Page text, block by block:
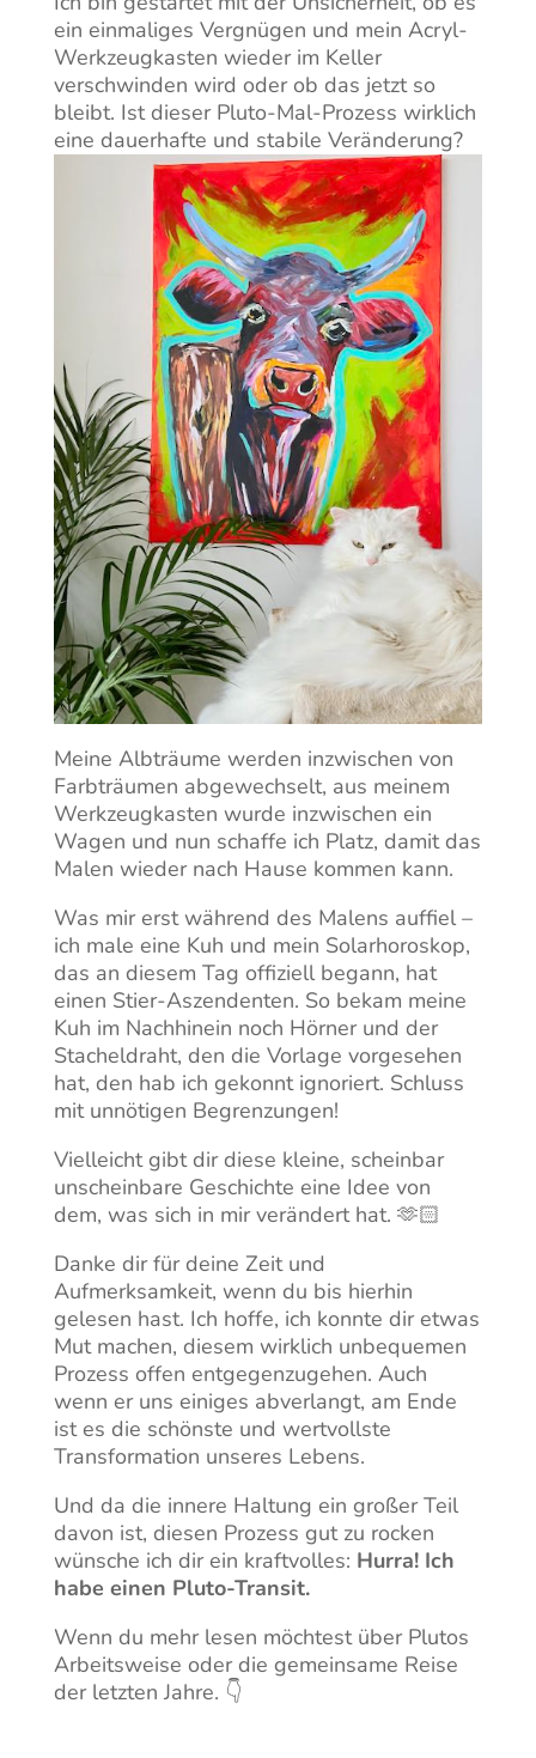
ein einmaliges Vergnügen und mein Acryl-
Werkzeugkasten wieder im Keller
verschwinden wird oder ob das jetzt so
bleibt. Ist dieser Pluto-Mal-Prozess wirklich
eine dauerhafte und stabile Veränderung?
Meine Albträume werden inzwischen von
Farbträumen abgewechselt, aus meinem
Werkzeugkasten wurde inzwischen ein
Wagen und nun schaffe ich Platz, damit das
Malen wieder nach Hause kommen kann.
Was mir erst während des Malens auffiel –
ich male eine Kuh und mein Solarhoroskop,
das an diesem Tag offiziell begann, hat
einen Stier-Aszendenten. So bekam meine
Kuh im Nachhinein noch Hörner und der
Stacheldraht, den die Vorlage vorgesehen
hat, den hab ich gekonnt ignoriert. Schluss
mit unnötigen Begrenzungen!
Vielleicht gibt dir diese kleine, scheinbar
unscheinbare Geschichte eine Idee von
dem, was sich in mir verändert hat. 🫶🏻
Danke dir für deine Zeit und
Aufmerksamkeit, wenn du bis hierhin
gelesen hast. Ich hoffe, ich konnte dir etwas
Mut machen, diesem wirklich unbequemen
Prozess offen entgegenzugehen. Auch
wenn er uns einiges abverlangt, am Ende
ist es die schönste und wertvollste
Transformation unseres Lebens.
Und da die innere Haltung ein großer Teil
davon ist, diesen Prozess gut zu rocken
wünsche ich dir ein kraftvolles: Hurra! Ich
habe einen Pluto-Transit.
Wenn du mehr lesen möchtest über Plutos
Arbeitsweise oder die gemeinsame Reise
der letzten Jahre. 👇